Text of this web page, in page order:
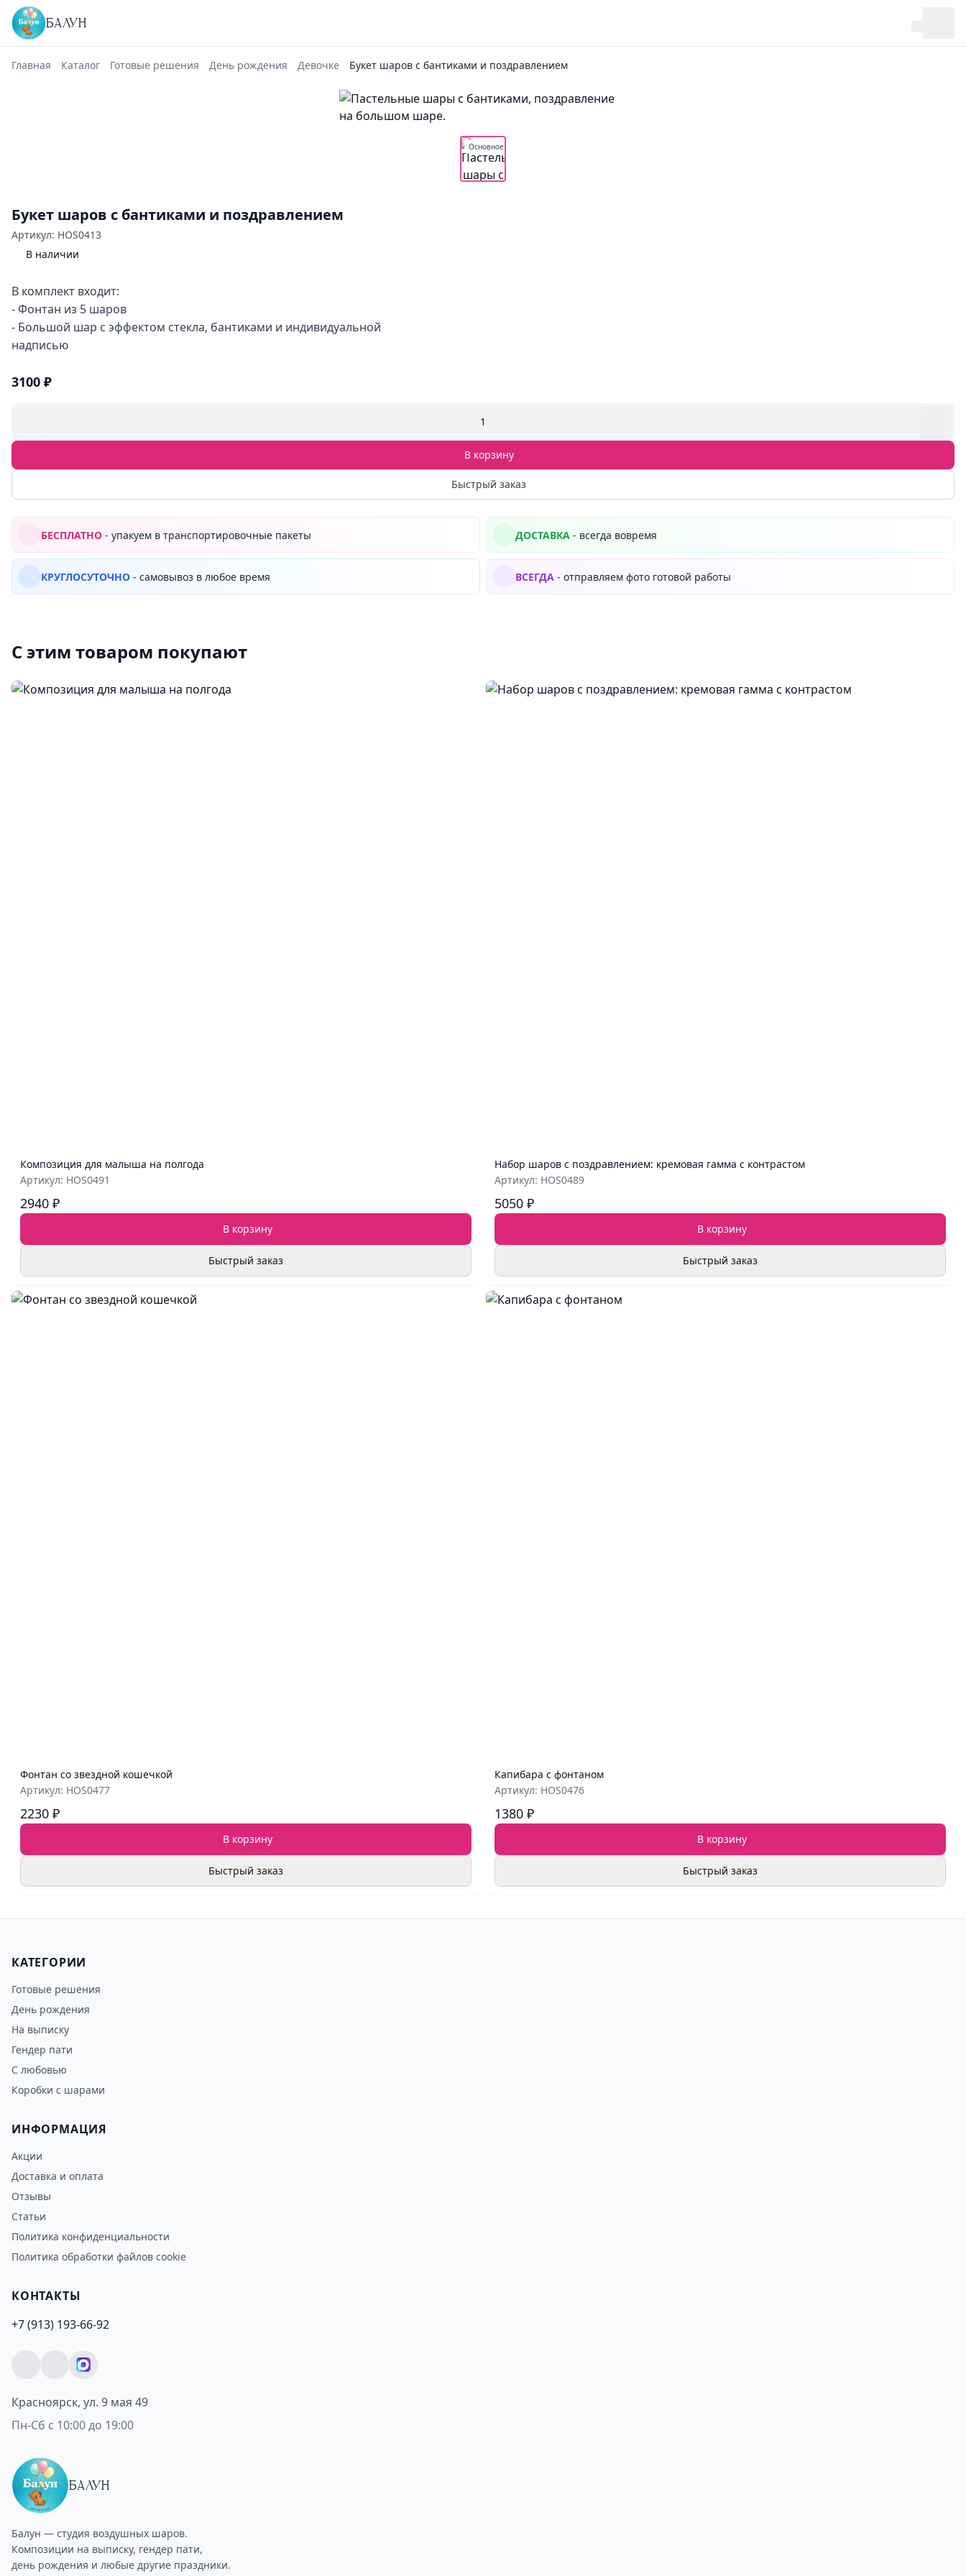
БАЛУН
Главная Каталог Готовые решения День рождения Девочке Букет шаров с бантиками и поздравлением
Основное
Букет шаров с бантиками и поздравлением
Артикул: HOS0413
В наличии
В комплект входит:
- Фонтан из 5 шаров
- Большой шар с эффектом стекла, бантиками и индивидуальной
надписью
3100 ₽
1
В корзину
Быстрый заказ
БЕСПЛАТНО - упакуем в транспортировочные пакеты ДОСТАВКА - всегда вовремя
КРУГЛОСУТОЧНО - самовывоз в любое время ВСЕГДА - отправляем фото готовой работы
С этим товаром покупают
Композиция для малыша на полгода
Артикул: HOS0491
2940 ₽
В корзину
Быстрый заказ
Набор шаров с поздравлением: кремовая гамма с контрастом
Артикул: HOS0489
5050 ₽
В корзину
Быстрый заказ
Фонтан со звездной кошечкой
Артикул: HOS0477
2230 ₽
В корзину
Быстрый заказ
Капибара с фонтаном
Артикул: HOS0476
1380 ₽
В корзину
Быстрый заказ
КАТЕГОРИИ
Готовые решения
День рождения
На выписку
Гендер пати
С любовью
Коробки с шарами
ИНФОРМАЦИЯ
Акции
Доставка и оплата
Отзывы
Статьи
Политика конфиденциальности
Политика обработки файлов cookie
КОНТАКТЫ
+7 (913) 193-66-92
Красноярск, ул. 9 мая 49
Пн-Сб с 10:00 до 19:00
БАЛУН
Балун — студия воздушных шаров.
Композиции на выписку, гендер пати,
день рождения и любые другие праздники.